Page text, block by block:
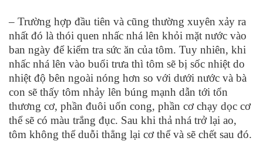
– Trường hợp đầu tiên và cũng thường xuyên xảy ra
nhất đó là thói quen nhấc nhá lên khỏi mặt nước vào
ban ngày để kiểm tra sức ăn của tôm. Tuy nhiên, khi
nhấc nhá lên vào buổi trưa thì tôm sẽ bị sốc nhiệt do
nhiệt độ bên ngoài nóng hơn so với dưới nước và bà
con sẽ thấy tôm nhảy lên búng mạnh dẫn tới tổn
thương cơ, phần đuôi uốn cong, phần cơ chạy dọc cơ
thể sẽ có màu trắng đục. Sau khi thả nhá trở lại ao,
tôm không thể duỗi thẳng lại cơ thể và sẽ chết sau đó.